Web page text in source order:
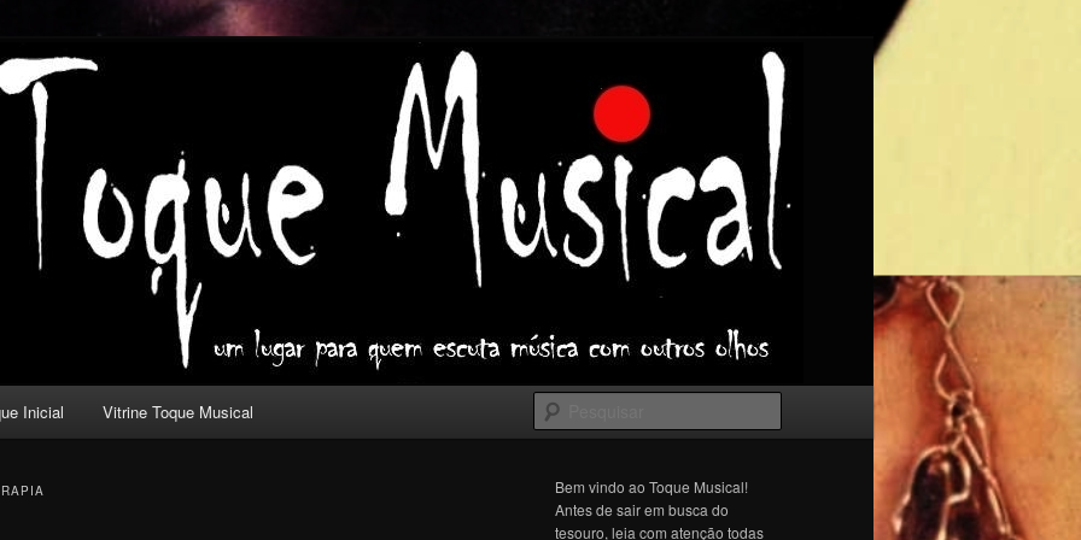
com outros olhos.
Inicial Vitrine Toque Musical
Bem vindo ao Toque Musical!
Antes de sair em busca do
tesouro, leia com atenção todas